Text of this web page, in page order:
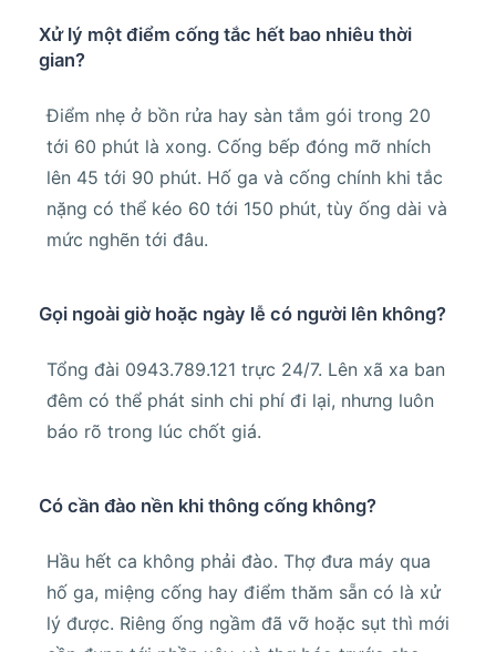
Xử lý một điểm cống tắc hết bao nhiêu thời
gian?
Điểm nhẹ ở bồn rửa hay sàn tắm gói trong 20
tới 60 phút là xong. Cống bếp đóng mỡ nhích
lên 45 tới 90 phút. Hố ga và cống chính khi tắc
nặng có thể kéo 60 tới 150 phút, tùy ống dài và
mức nghẽn tới đâu.
Gọi ngoài giờ hoặc ngày lễ có người lên không?
Tổng đài 0943.789.121 trực 24/7. Lên xã xa ban
đêm có thể phát sinh chi phí đi lại, nhưng luôn
báo rõ trong lúc chốt giá.
Có cần đào nền khi thông cống không?
Hầu hết ca không phải đào. Thợ đưa máy qua
hố ga, miệng cống hay điểm thăm sẵn có là xử
lý được. Riêng ống ngầm đã vỡ hoặc sụt thì mới